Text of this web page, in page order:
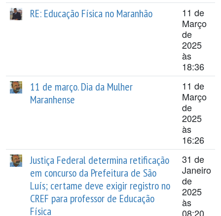
RE: Educação Física no Maranhão
11 de
Março
de
2025
às
18:36
11 de março. Dia da Mulher
Maranhense
11 de
Março
de
2025
às
16:26
Justiça Federal determina retificação
em concurso da Prefeitura de São
Luís; certame deve exigir registro no
CREF para professor de Educação
Física
31 de
Janeiro
de
2025
às
08:20